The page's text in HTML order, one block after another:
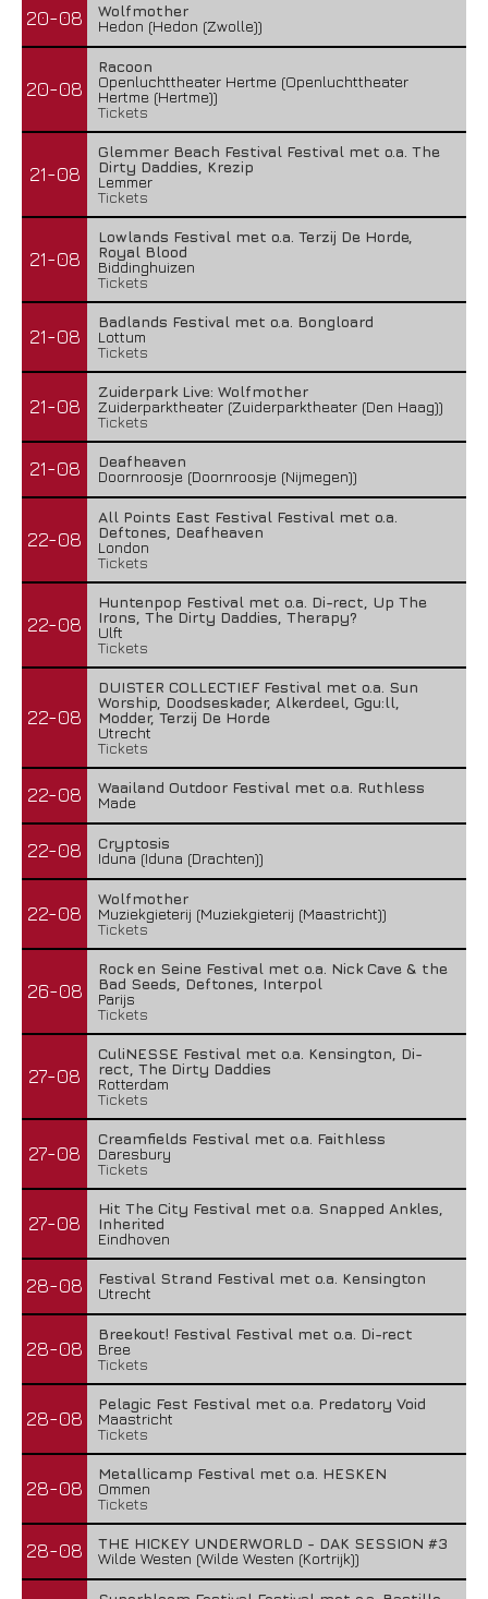
20-08
Wolfmother
Hedon (Hedon (Zwolle))
20-08
Racoon
Openluchttheater Hertme (Openluchttheater
Hertme (Hertme))
Tickets
21-08
Glemmer Beach Festival Festival met o.a. The
Dirty Daddies, Krezip
Lemmer
Tickets
21-08
Lowlands Festival met o.a. Terzij De Horde,
Royal Blood
Biddinghuizen
Tickets
21-08
Badlands Festival met o.a. Bongloard
Lottum
Tickets
21-08
Zuiderpark Live: Wolfmother
Zuiderparktheater (Zuiderparktheater (Den Haag))
Tickets
21-08
Deafheaven
Doornroosje (Doornroosje (Nijmegen))
22-08
All Points East Festival Festival met o.a.
Deftones, Deafheaven
London
Tickets
22-08
Huntenpop Festival met o.a. Di-rect, Up The
Irons, The Dirty Daddies, Therapy?
Ulft
Tickets
22-08
DUISTER COLLECTIEF Festival met o.a. Sun
Worship, Doodseskader, Alkerdeel, Ggu:ll,
Modder, Terzij De Horde
Utrecht
Tickets
22-08
Waailand Outdoor Festival met o.a. Ruthless
Made
22-08
Cryptosis
Iduna (Iduna (Drachten))
22-08
Wolfmother
Muziekgieterij (Muziekgieterij (Maastricht))
Tickets
26-08
Rock en Seine Festival met o.a. Nick Cave & the
Bad Seeds, Deftones, Interpol
Parijs
Tickets
27-08
CuliNESSE Festival met o.a. Kensington, Di-
rect, The Dirty Daddies
Rotterdam
Tickets
27-08
Creamfields Festival met o.a. Faithless
Daresbury
Tickets
27-08
Hit The City Festival met o.a. Snapped Ankles,
Inherited
Eindhoven
28-08
Festival Strand Festival met o.a. Kensington
Utrecht
28-08
Breekout! Festival Festival met o.a. Di-rect
Bree
Tickets
28-08
Pelagic Fest Festival met o.a. Predatory Void
Maastricht
Tickets
28-08
Metallicamp Festival met o.a. HESKEN
Ommen
Tickets
28-08
THE HICKEY UNDERWORLD - DAK SESSION #3
Wilde Westen (Wilde Westen (Kortrijk))